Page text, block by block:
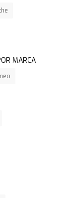
MARCA